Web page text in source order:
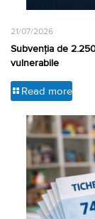
21/07/2026
Subvenția de
vulnerabile
Read more